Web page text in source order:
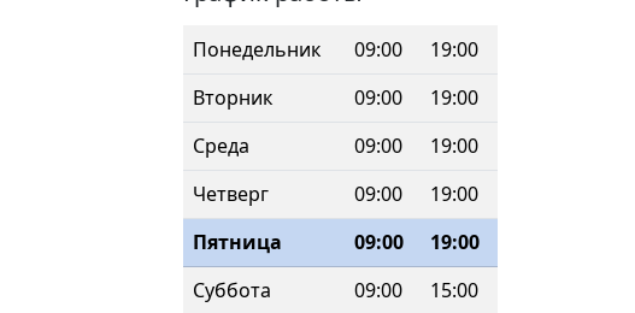
Понедельник 09:00
19:00
Вторник
09:00
19:00
Среда
09:00
19:00
Четверг
09:00
19:00
Пятница
09:00
19:00
Суббота
09:00 15:00